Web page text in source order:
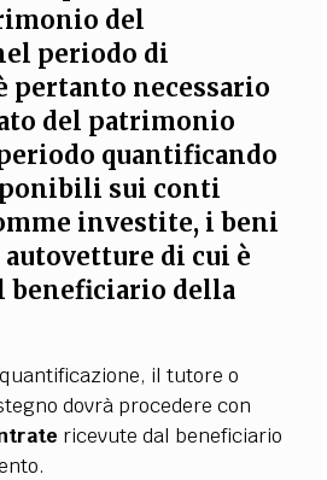
del
periodo di
pertanto necessario
del patrimonio
quantificando
sui conti
investite, i beni
di cui è
della
il tutore o
dovrà procedere con
ricevute dal beneficiario